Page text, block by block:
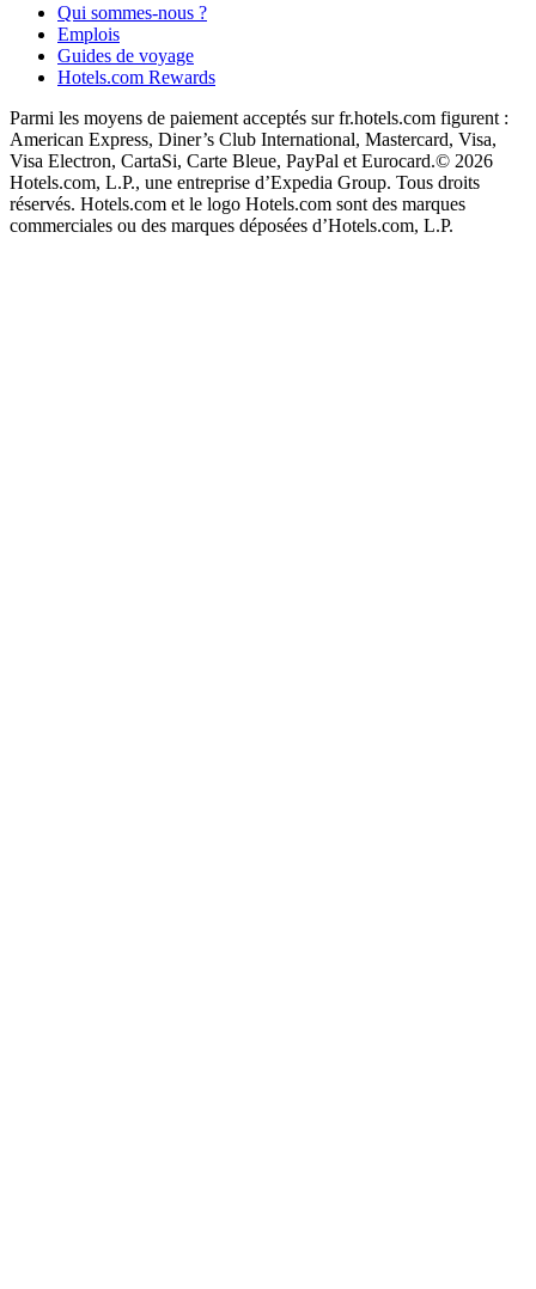
Qui sommes-nous ?
Emplois
Guides de voyage
Hotels.com Rewards
Parmi les moyens de paiement acceptés sur fr.hotels.com figurent :
American Express, Diner’s Club International, Mastercard, Visa,
Visa Electron, CartaSi, Carte Bleue, PayPal et Eurocard.© 2026
Hotels.com, L.P., une entreprise d’Expedia Group. Tous droits
réservés. Hotels.com et le logo Hotels.com sont des marques
commerciales ou des marques déposées d’Hotels.com, L.P.